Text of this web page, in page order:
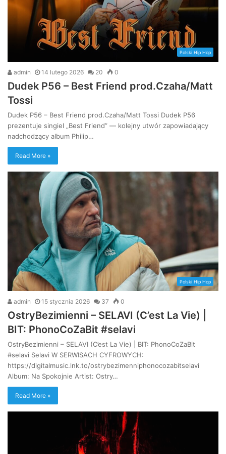
Polski Hip Hop
admin 14 lutego 2026 20 0
Dudek P56 – Best Friend prod.Czaha/Matt
Tossi
Dudek P56 – Best Friend prod.Czaha/Matt Tossi Dudek P56
prezentuje singiel „Best Friend” — kolejny utwór zapowiadający
nadchodzący album Philip…
Read More »
Polski Hip Hop
admin 15 stycznia 2026 37 0
OstryBezimienni – SELAVI (C’est La Vie) |
BIT: PhonoCoZaBit #selavi
OstryBezimienni – SELAVI (C’est La Vie) | BIT: PhonoCoZaBit
#selavi Selavi W SERWISACH CYFROWYCH:
https://digitalmusic.lnk.to/ostrybezimenniphonocozabitselavi
Album: Na Spokojnie Artist: Ostry…
Read More »